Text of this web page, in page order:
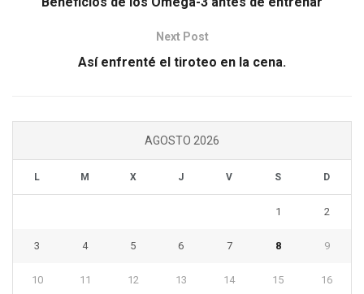
Next Post
Así enfrenté el tiroteo en la cena.
AGOSTO 2026
L M X J V S D
1 2
3 4 5 6 7 8 9
10 11 12 13 14 15 16